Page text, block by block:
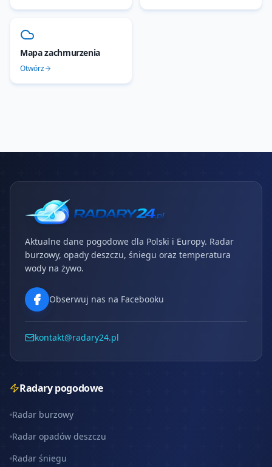
Mapa zachmurzenia
Otwórz
Aktualne dane pogodowe dla Polski i Europy. Radar
burzowy, opady deszczu, śniegu oraz temperatura
wody na żywo.
Obserwuj nas na Facebooku
kontakt@radary24.pl
Radary pogodowe
Radar burzowy
Radar opadów deszczu
Radar śniegu